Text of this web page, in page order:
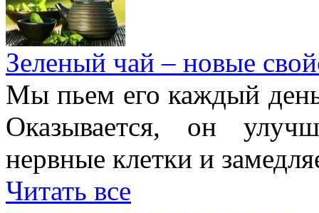
Зеленый чай – новые
Мы пьем его каждый
Оказывается, он
нервные клетки и
Читать все